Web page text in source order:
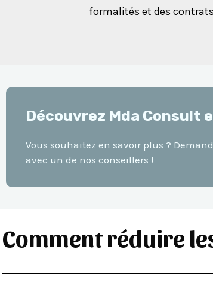
formalités et des
Découvrez Mda Consult
Vous souhaitez en savoir plus ?
avec un de nos conseillers !
Comment réduire